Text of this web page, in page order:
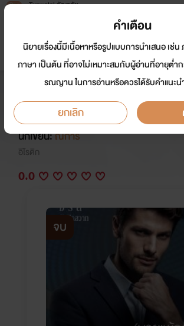
Tunwalai ธัญวลัย
หน้าแรก นิยาย อีบุ๊ก การ์ตูน
ทอเพ้อ (ลำดับที่ 2 ซีรี่ส์ทอ
นักเขียน:ณิการ์
อีโรติก
0.0
จบ
คำเตือน
นิยายเรื่องนี้มีเนื้อหาหรือรูปแบบการนำเสนอ เช่
ภาษา เป็นต้น ที่อาจไม่เหมาะสมกับผู้อ่านที่อายุต่ำ
รณญาน ในการอ่านหรือควรได้รับคำแนะ
ยกเลิก